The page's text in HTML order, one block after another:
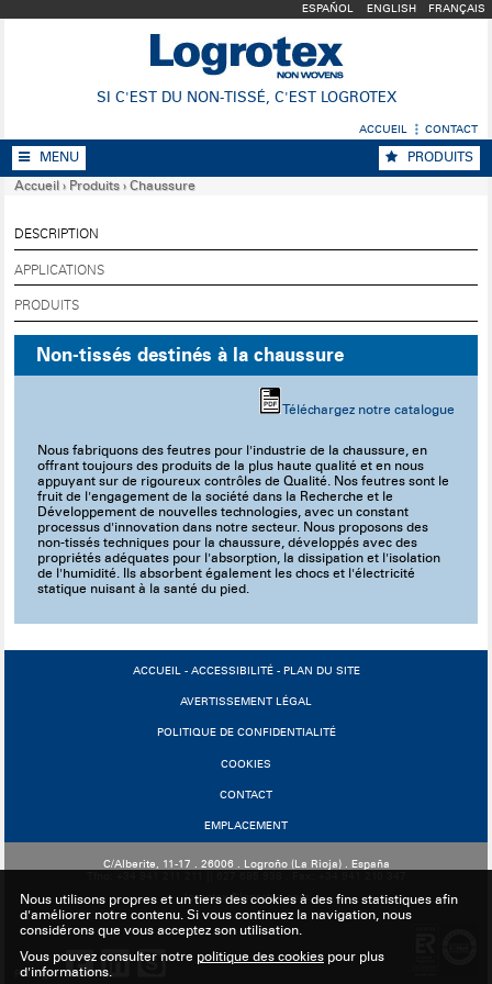
SI C'EST DU NON-TISSÉ, C'EST LOGROTEX
ESPAÑOL ENGLISH FRANÇAIS
ACCUEIL CONTACT
MENU
PRODUITS
Accueil › Produits ›Chaussure
DESCRIPTION
APPLICATIONS
PRODUITS
Non-tissés destinés à la chaussure
Téléchargez notre catalogue
Nous fabriquons des feutres pour l'industrie de la chaussure, en
offrant toujours des produits de la plus haute qualité et en nous
appuyant sur de rigoureux contrôles de Qualité. Nos feutres sont le
fruit de l'engagement de la société dans la Recherche et le
Développement de nouvelles technologies, avec un constant
processus d'innovation dans notre secteur. Nous proposons des
non-tissés techniques pour la chaussure, développés avec des
propriétés adéquates pour l'absorption, la dissipation et l'isolation
de l'humidité. Ils absorbent également les chocs et l'électricité
statique nuisant à la santé du pied.
ACCUEIL- ACCESSIBILITÉ- PLAN DU SITE
AVERTISSEMENT LÉGAL
POLITIQUE DE CONFIDENTIALITÉ
COOKIES
CONTACT
EMPLACEMENT
C/Alberite, 11-17 . 26006 . Logroño (La Rioja) . España
logrotex@logrotex.com
Partager:
Nous utilisons propres et un tiers des cookies à des fins statistiques afin
d'améliorer notre contenu. Si vous continuez la navigation, nous
considérons que vous acceptez son utilisation.
Vous pouvez consulter notre politique des cookiespour plus
d'informations.